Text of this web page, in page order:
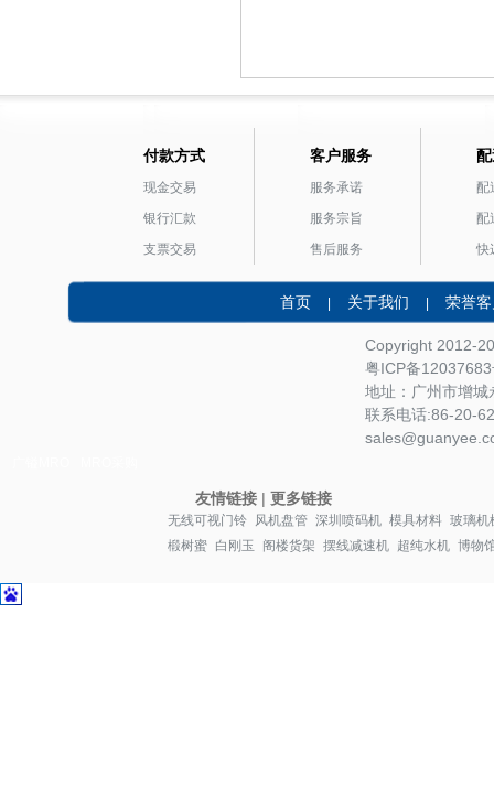
付款方式
现金交易
银行汇款
支票交易
客户服务
服务承诺
服务宗旨
售后服务
配
配
快
首页 | 关于我们 | 荣誉
Copyright 2012-
粤ICP备12037683
地址：广州市增
联系电话:86-20-
友情链接| 更多链接
无线可视门铃 风机盘管 深圳喷码机 模具材料 玻璃机
椴树蜜 白刚玉 阁楼货架 摆线减速机 超纯水机 博物